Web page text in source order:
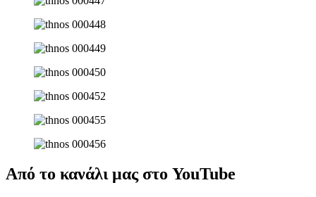
Από το κανάλι μας στο YouTube